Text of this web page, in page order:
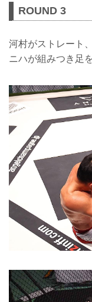
ROUND 3
河村がストレート
ニハが組みつき足